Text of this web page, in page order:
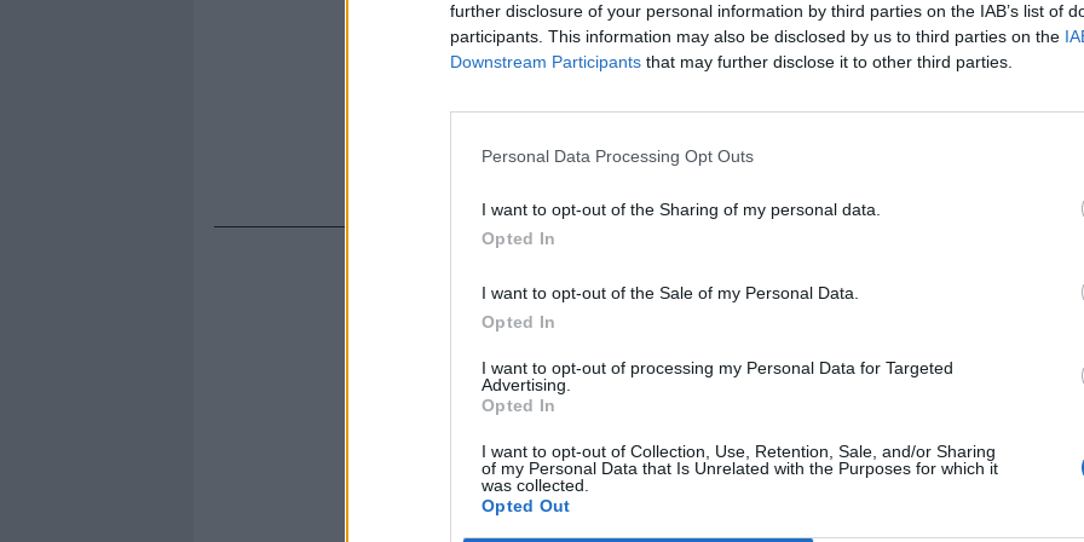
further disclosure of your personal information by third parties on the IAB’s list of
participants. This information may also be disclosed by us to third parties on the
Downstream Participants that may further disclose it to other third parties.
Personal Data Processing Opt Outs
I want to opt-out of the Sharing of my personal data.
Opted In
I want to opt-out of the Sale of my Personal Data.
Opted In
I want to opt-out of processing my Personal Data for Targeted
Advertising.
Opted In
I want to opt-out of Collection, Use, Retention, Sale, and/or Sharing
of my Personal Data that Is Unrelated with the Purposes for which it
was collected.
Opted Out
Trump, Meloni e la strategia